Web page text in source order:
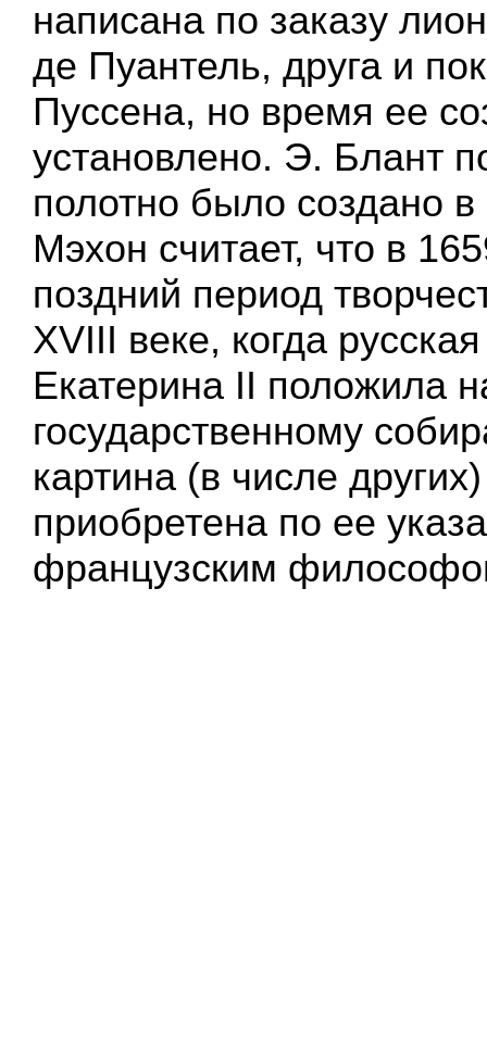
написана по заказу
де Пуантель, друга и
Пуссена, но время ее
установлено. Э. Блант
полотно было создано в
Мэхон считает, что в
поздний период
XVIII веке, когда
Екатерина II положила
государственному
картина (в числе
приобретена по ее
французским